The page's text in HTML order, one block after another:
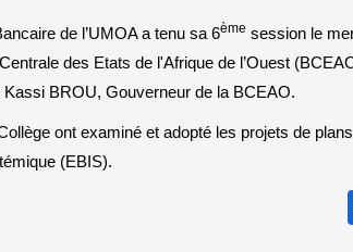
de l’UMOA a tenu sa 6ème session le
des Etats de l'Afrique de l’Ouest
BROU, Gouverneur de la BCEAO.
ont examiné et adopté les projets de
(EBIS).